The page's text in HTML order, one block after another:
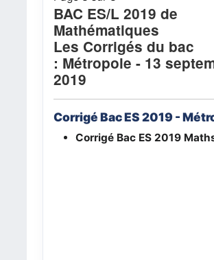
BAC ES/L 2019 de
Mathématiques
Les Corrigés du bac
: Métropole - 13
2019
Corrigé Bac ES 2019 -
Corrigé Bac ES 2019